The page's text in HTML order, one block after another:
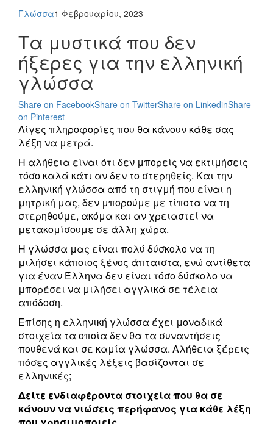
Γλώσσα1 Φεβρουαρίου, 2023
Τα μυστικά που δεν
ήξερες για την ελληνική
γλώσσα
Share on FacebookShare on TwitterShare on LinkedinShare
on Pinterest
Λίγες πληροφορίες που θα κάνουν κάθε σας
λέξη να μετρά.
Η αλήθεια είναι ότι δεν μπορείς να εκτιμήσεις
τόσο καλά κάτι αν δεν το στερηθείς. Και την
ελληνική γλώσσα από τη στιγμή που είναι η
μητρική μας, δεν μπορούμε με τίποτα να τη
στερηθούμε, ακόμα και αν χρειαστεί να
μετακομίσουμε σε άλλη χώρα.
Η γλώσσα μας είναι πολύ δύσκολο να τη
μιλήσει κάποιος ξένος άπταιστα, ενώ αντίθετα
για έναν Έλληνα δεν είναι τόσο δύσκολο να
μπορέσει να μιλήσει αγγλικά σε τέλεια
απόδοση.
Επίσης η ελληνική γλώσσα έχει μοναδικά
στοιχεία τα οποία δεν θα τα συναντήσεις
πουθενά και σε καμία γλώσσα. Αλήθεια ξέρεις
πόσες αγγλικές λέξεις βασίζονται σε
ελληνικές;
Δείτε ενδιαφέροντα στοιχεία που θα σε
κάνουν να νιώσεις περήφανος για κάθε λέξη